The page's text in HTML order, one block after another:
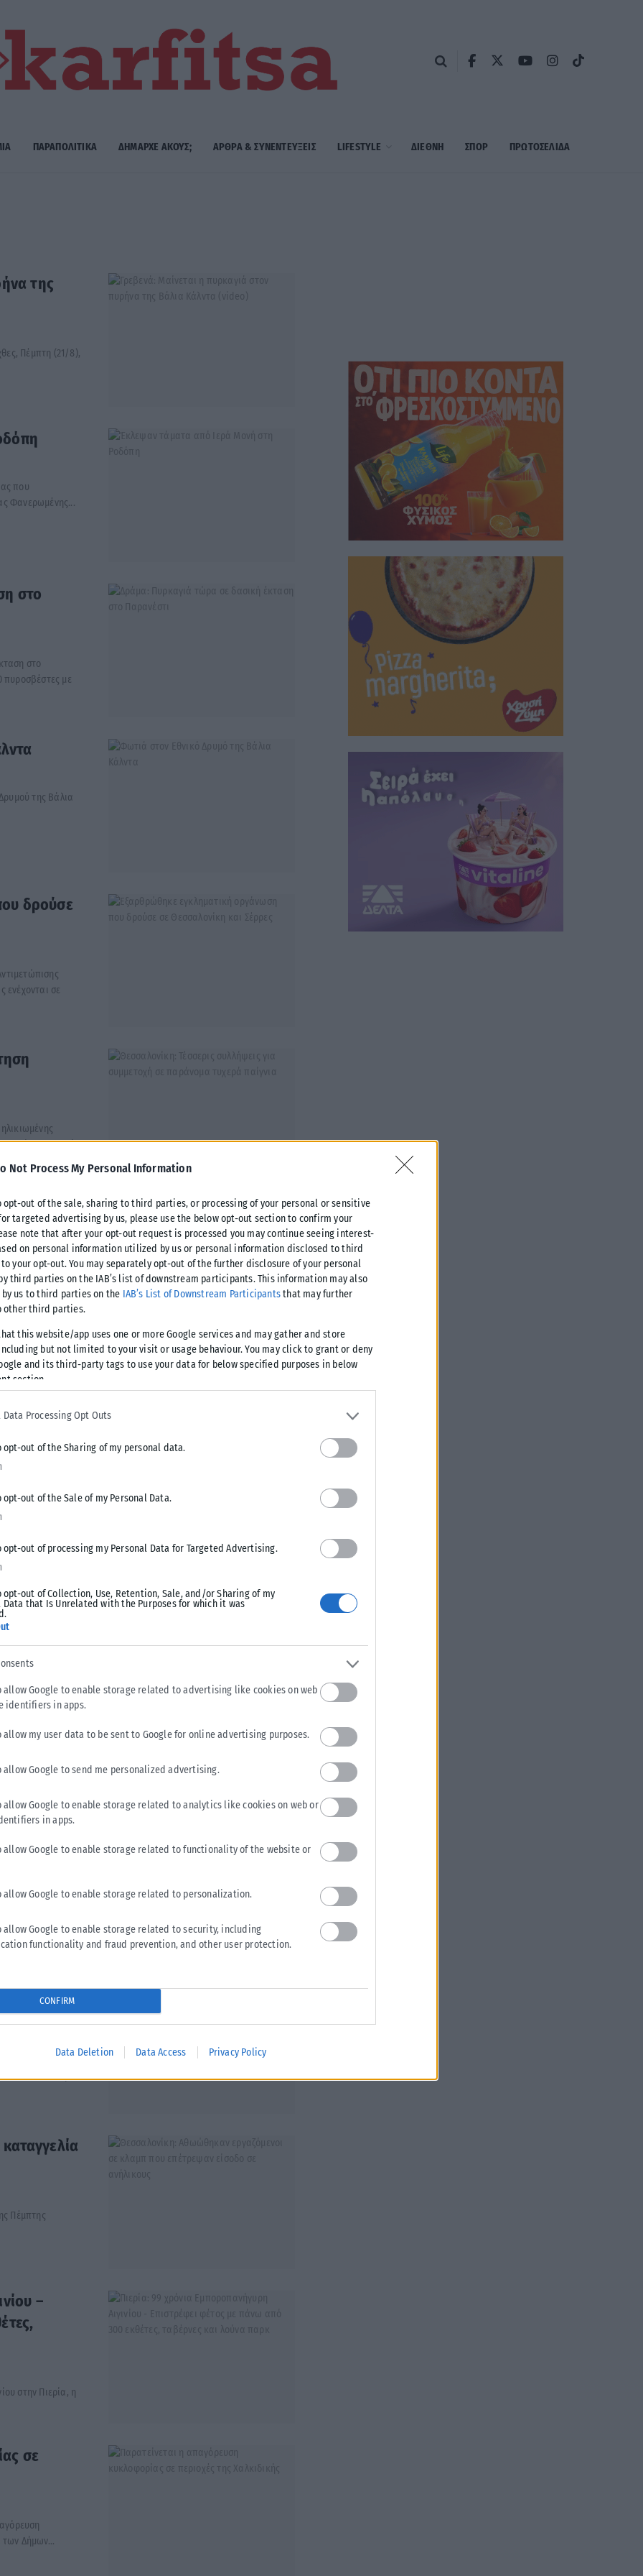
Not Process My Personal Information
opt-out of the sale, sharing to third parties, or processing of your personal or sensitive
targeted advertising by us, please use the below opt-out section to confirm your
note that after your opt-out request is processed you may continue seeing interest-
on personal information utilized by us or personal information disclosed to third
your opt-out. You may separately opt-out of the further disclosure of your personal
third parties on the IAB’s list of downstream participants. This information may also
by us to third parties on the IAB’s List of Downstream Participantsthat may further
other third parties.
this website/app uses one or more Google services and may gather and store
but not limited to your visit or usage behaviour. You may click to grant or deny
and its third-party tags to use your data for below specified purposes in below
section.
Data Processing Opt Outs
opt-out of the Sharing of my personal data.
opt-out of the Sale of my Personal Data.
opt-out of processing my Personal Data for Targeted Advertising.
opt-out of Collection, Use, Retention, Sale, and/or Sharing of my
Data that Is Unrelated with the Purposes for which it was
allow Google to enable storage related to advertising like cookies on web
identifiers in apps.
allow my user data to be sent to Google for online advertising purposes.
allow Google to send me personalized advertising.
allow Google to enable storage related to analytics like cookies on web or
in apps.
allow Google to enable storage related to functionality of the website or
allow Google to enable storage related to personalization.
allow Google to enable storage related to security, including
functionality and fraud prevention, and other user protection.
CONFIRM
Data Deletion Data Access Privacy Policy
ΠΑΡΑΠΟΛΙΤΙΚΑ ΔΗΜΑΡΧE ΑΚΟΥΣ; ΑΡΘΡΑ & ΣΥΝΕΝΤΕΥΞΕΙΣ LIFESTYLE ΔΙΕΘΝΗ ΣΠΟΡ ΠΡΩΤΟΣΈΛΙΔΑ
της
Πέμπτη (21/8),
που
Φανερωμένης...
στο
στο
πυροσβέστες με
της Βάλια
δρούσε
ενέχονται σε
γυναίκα συνεργός...
από τη
Δίωξης και
46χρονου
του
του
επιχείρηση...
στον
(τις
Εργων Μουσείων
Οδό –
(18/08)
θάλασσα
κατόρθωσαν
αναίσθητο...
Πέμπτης
–
στην Πιερία, η
σε
των Δήμων...